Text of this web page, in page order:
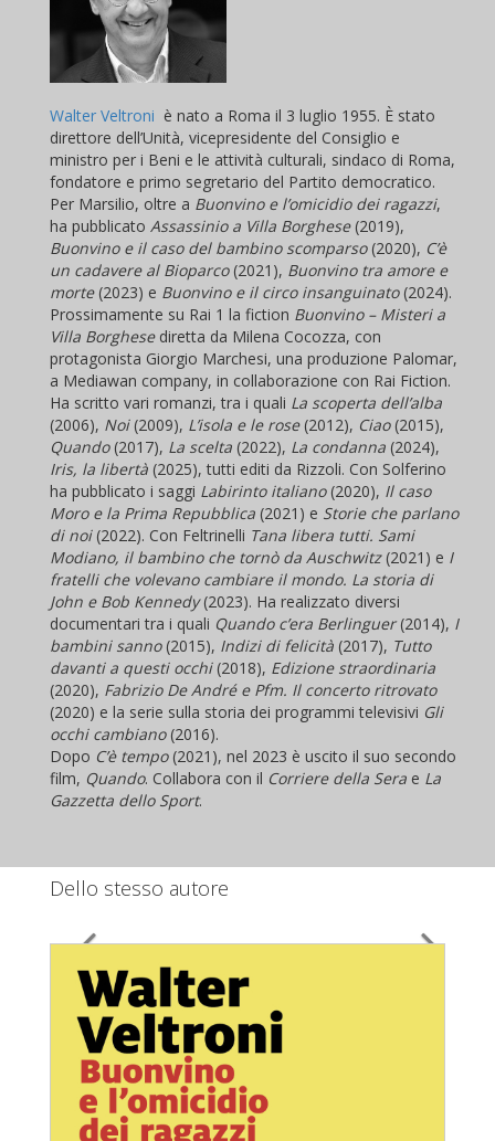
Walter Veltroni è nato a Roma il 3 luglio 1955. È stato
direttore dell’Unità, vicepresidente del Consiglio e
ministro per i Beni e le attività culturali, sindaco di Roma,
fondatore e primo segretario del Partito democratico.
Per Marsilio, oltre a Buonvino e l’omicidio dei ragazzi,
ha pubblicato Assassinio a Villa Borghese(2019),
Buonvino e il caso del bambino scomparso(2020), C’è
un cadavere al Bioparco(2021), Buonvino tra amore e
morte(2023) e Buonvino e il circo insanguinato(2024).
Prossimamente su Rai 1 la fiction Buonvino – Misteri a
Villa Borghesediretta da Milena Cocozza, con
protagonista Giorgio Marchesi, una produzione Palomar,
a Mediawan company, in collaborazione con Rai Fiction.
Ha scritto vari romanzi, tra i quali La scoperta dell’alba
(2006), Noi(2009), L’isola e le rose(2012), Ciao(2015),
Quando(2017), La scelta (2022), La condanna (2024),
Iris, la libertà (2025), tutti editi da Rizzoli. Con Solferino
ha pubblicato i saggi Labirinto italiano(2020), Il caso
Moro e la Prima Repubblica (2021) e Storie che parlano
di noi(2022). Con Feltrinelli Tana libera tutti. Sami
Modiano, il bambino che tornò da Auschwitz(2021) e I
fratelli che volevano cambiare il mondo. La storia di
John e Bob Kennedy(2023). Ha realizzato diversi
documentari tra i quali Quando c’era Berlinguer(2014), I
bambini sanno(2015), Indizi di felicità (2017), Tutto
davanti a questi occhi(2018), Edizione straordinaria
(2020), Fabrizio De André e Pfm. Il concerto ritrovato
(2020) e la serie sulla storia dei programmi televisivi Gli
occhi cambiano(2016).
Dopo C’è tempo(2021), nel 2023 è uscito il suo secondo
film, Quando. Collabora con il Corriere della Sera e La
Gazzetta dello Sport.
Dello stesso autore